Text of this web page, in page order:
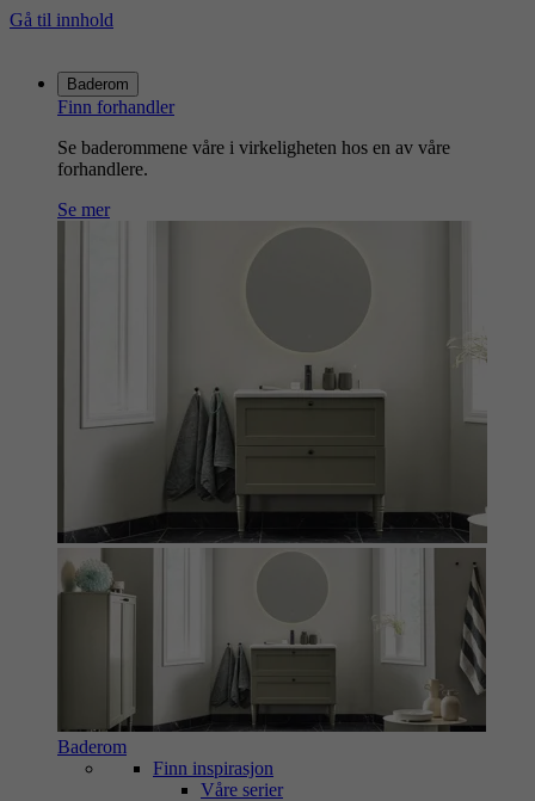
Gå til innhold
hjemmesiden
Baderom
Finn forhandler
Se baderommene våre i virkeligheten hos en av våre
forhandlere.
Se mer
Baderom
Finn inspirasjon
Våre serier